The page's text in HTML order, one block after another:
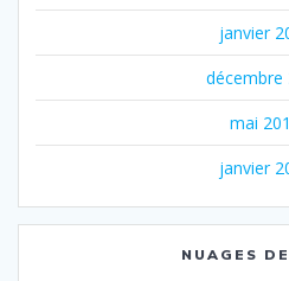
janvier
décembre
mai
janvier
NUAGES